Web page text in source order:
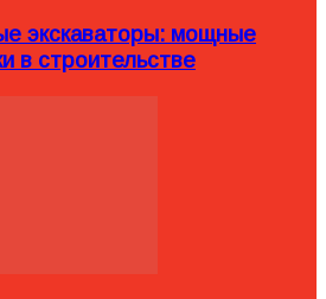
экскаваторы: мощные
в строительстве